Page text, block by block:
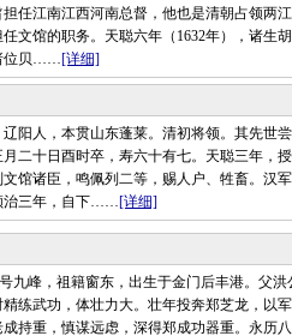
任江南江西河南总督，他也是清朝占领两
文馆的职务。天聪六年（1632年），诸生
位贝……[详细]
人，本贯山东蓬莱。清初将领。其先世
二十日酉时卒，寿六十有七。天聪三年，
馆诸臣，鸣佩列二等，赐人户、牲畜。汉
治三年，自下……[详细]
峰，祖籍窗东，出生于金门后丰港。父
练武功，体壮力大。壮年投奔郑芝龙，以
持重，慎谋远虑，深得郑成功器重。永历